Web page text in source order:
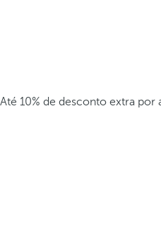
Até 10% de desconto extra por